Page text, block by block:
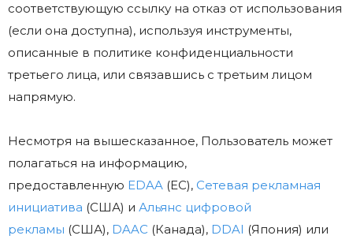
соответствующую ссылку на отказ от использования
(если она доступна), используя инструменты,
описанные в политике конфиденциальности
третьего лица, или связавшись с третьим лицом
напрямую.
Несмотря на вышесказанное, Пользователь может
полагаться на информацию,
предоставленную EDAA (ЕС), Сетевая рекламная
инициатива (США) и Альянс цифровой
рекламы (США), DAAC (Канада), DDAI (Япония) или